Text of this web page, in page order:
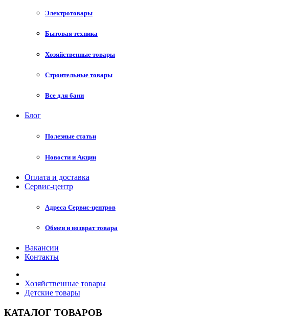
Электротовары
Бытовая техника
Хозяйственные товары
Строительные товары
Все для бани
Блог
Полезные статьи
Новости и Акции
Оплата и доставка
Сервис-центр
Адреса Сервис-центров
Обмен и возврат товара
Вакансии
Контакты
Хозяйственные товары
Детские товары
КАТАЛОГ ТОВАРОВ